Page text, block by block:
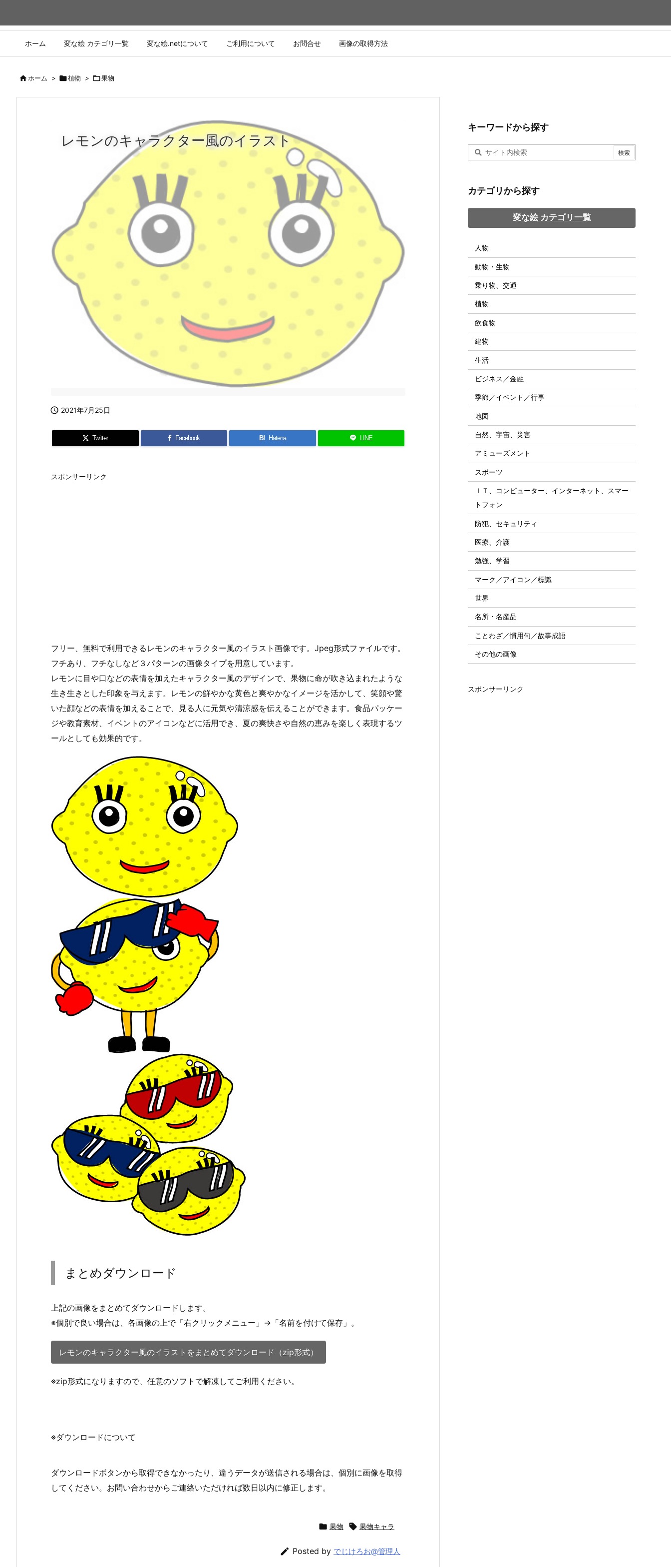
ホーム 変な絵 カテゴリ一覧 変な絵.netについて ご利用について お問合せ 画像の取得方法
ホーム > 植物 > 果物
レモンのキャラクター風のイラスト
 2021年7月25日
Twitter Facebook B! Hatena LINE
スポンサーリンク
フリー、無料で利用できるレモンのキャラクター風のイラスト画像です。Jpeg形式ファイルです。
フチあり、フチなしなど３パターンの画像タイプを用意しています。
レモンに目や口などの表情を加えたキャラクター風のデザインで、果物に命が吹き込まれたような
生き生きとした印象を与えます。レモンの鮮やかな黄色と爽やかなイメージを活かして、笑顔や驚
いた顔などの表情を加えることで、見る人に元気や清涼感を伝えることができます。食品パッケー
ジや教育素材、イベントのアイコンなどに活用でき、夏の爽快さや自然の恵みを楽しく表現するツ
ールとしても効果的です。
まとめダウンロード
上記の画像をまとめてダウンロードします。
※個別で良い場合は、各画像の上で「右クリックメニュー」→「名前を付けて保存」。
レモンのキャラクター風のイラストをまとめてダウンロード（zip形式）
※zip形式になりますので、任意のソフトで解凍してご利用ください。
※ダウンロードについて
ダウンロードボタンから取得できなかったり、違うデータが送信される場合は、個別に画像を取得
してください。お問い合わせからご連絡いただければ数日以内に修正します。
 果物  果物キャラ
 Posted by でじけろお@管理人
キーワードから探す
カテゴリから探す
変な絵 カテゴリ一覧
人物
動物・生物
乗り物、交通
植物
飲食物
建物
生活
ビジネス／金融
季節／イベント／行事
地図
自然、宇宙、災害
アミューズメント
スポーツ
ＩＴ、コンピューター、インターネット、スマー
トフォン
防犯、セキュリティ
医療、介護
勉強、学習
マーク／アイコン／標識
世界
名所・名産品
ことわざ／慣用句／故事成語
その他の画像
スポンサーリンク